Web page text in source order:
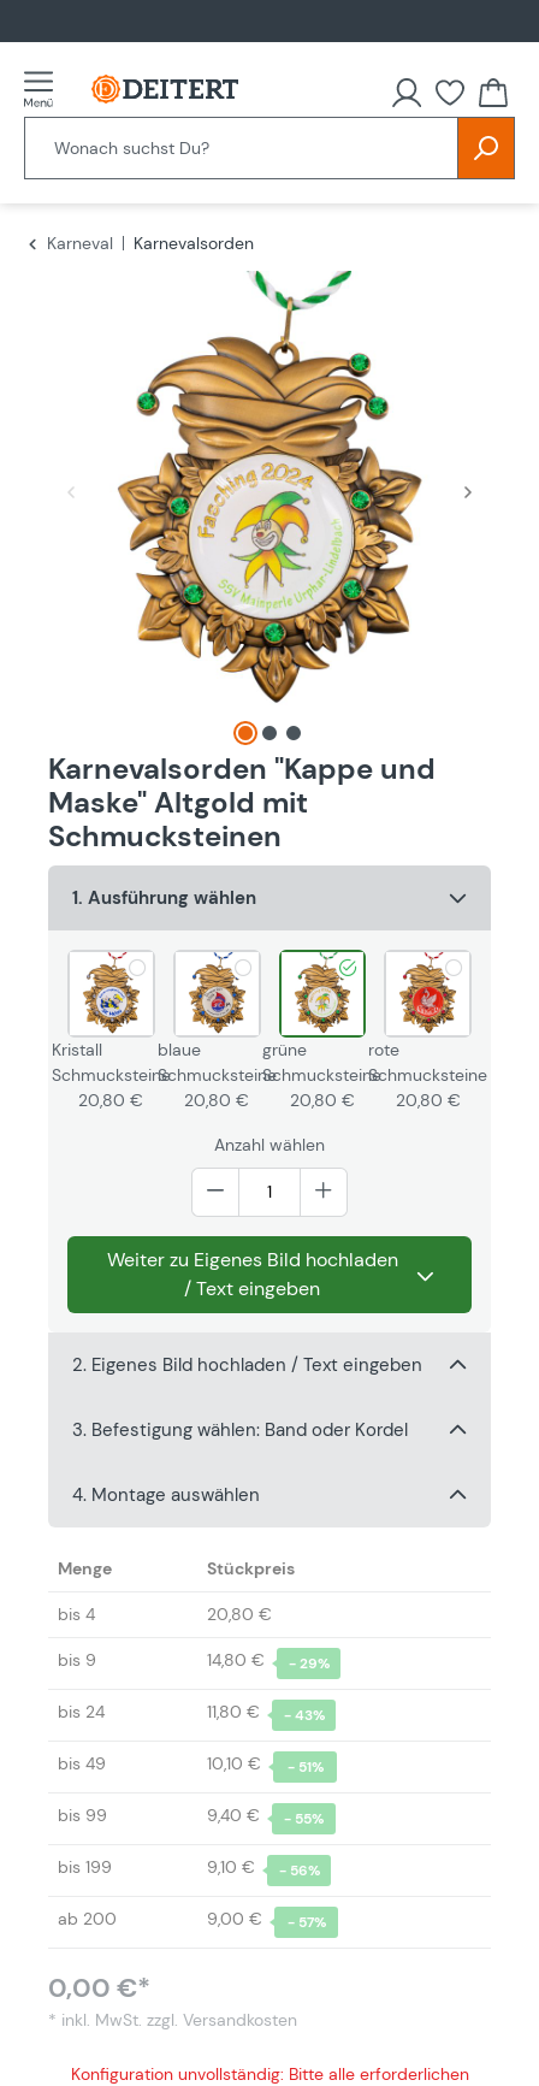
Du
Karneval Karnevalsorden
Karnevalsorden "Kappe und
Maske" Altgold mit
Schmucksteinen
1. Ausführung wählen
Kristall
Schmucksteine
20,80 €
blaue
Schmucksteine
20,80 €
grüne
Schmucksteine
20,80 €
rote
Schmucksteine
20,80 €
Anzahl wählen
Weiter zu Eigenes Bild hochladen
/ Text eingeben
2. Eigenes Bild hochladen / Text eingeben
3. Befestigung wählen: Band oder Kordel
4. Montage auswählen
Menge Stückpreis
bis 4 20,80 €
bis 9 14,80 € - 29%
bis 24 11,80 € - 43%
bis 49 10,10 € - 51%
bis 99 9,40 € - 55%
bis 199 9,10 € - 56%
ab 200 9,00 € - 57%
0,00 €*
* inkl. MwSt. zzgl. Versandkosten
Konfiguration unvollständig: Bitte alle erforderlichen